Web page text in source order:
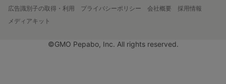
広告識別子の取得・利用
プライバシーポリシー 会社概要
採用情報
メディアキット
©GMO Pepabo, Inc. All rights reserved.